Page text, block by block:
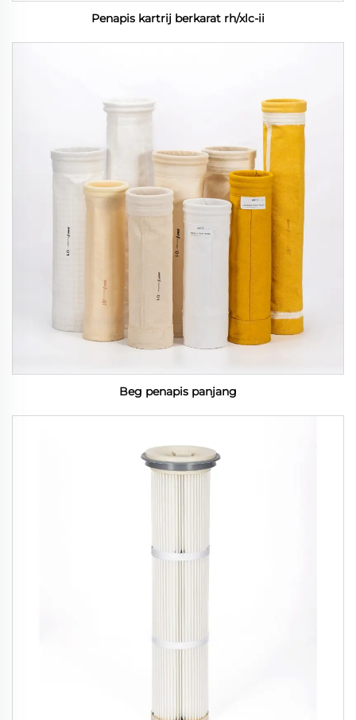
Penapis kartrij berkarat rh/xlc-ii
Beg penapis panjang